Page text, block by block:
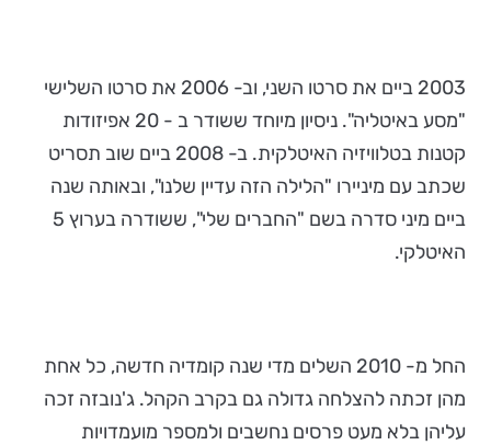
2003 ביים את סרטו השני, וב- 2006 את סרטו השלישי
"מסע באיטליה". ניסיון מיוחד ששודר ב - 20 אפיזודות
קטנות בטלוויזיה האיטלקית. ב- 2008 ביים שוב תסריט
שכתב עם מיניירו "הלילה הזה עדיין שלנו", ובאותה שנה
ביים מיני סדרה בשם "החברים שלי", ששודרה בערוץ 5
האיטלקי.
החל מ- 2010 השלים מדי שנה קומדיה חדשה, כל אחת
מהן זכתה להצלחה גדולה גם בקרב הקהל. ג'נובזה זכה
עליהן בלא מעט פרסים נחשבים ולמספר מועמדויות